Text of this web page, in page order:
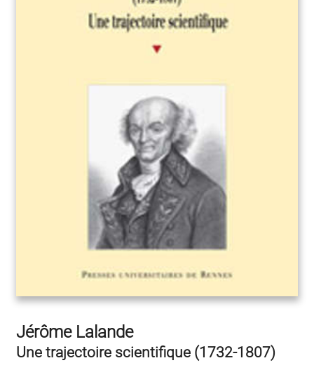
Jérôme Lalande
Une trajectoire scientifique (1732-1807)